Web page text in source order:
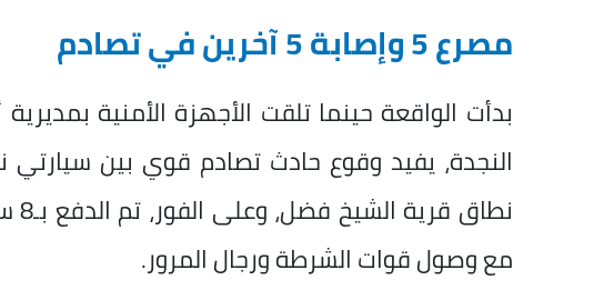
مصرع 5 وإصابة 5 آخرين في تصادم
بدأت الواقعة حينما تلقت الأجهزة الأمنية
النجدة، يفيد وقوع حادث تصادم قوي بين
مع وصول قوات الشرطة ورجال المرور.